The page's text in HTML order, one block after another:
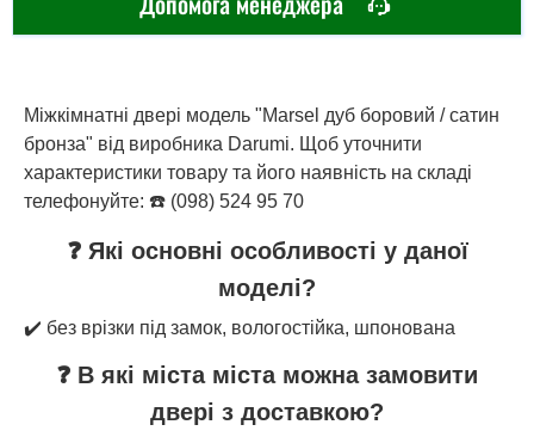
Міжкімнатні двері модель "Marsel дуб боровий / сатин
бронза" від виробника Darumi. Щоб уточнити
характеристики товару та його наявність на складі
телефонуйте: ☎️ (098) 524 95 70
❓ Які основні особливості у даної
моделі?
✔️ без врізки під замок, вологостійка, шпонована
❓ В які міста міста можна замовити
двері з доставкою?